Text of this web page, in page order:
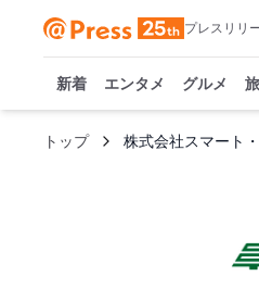
プレスリリ
新着 エンタメ グルメ
トップ 株式会社スマート